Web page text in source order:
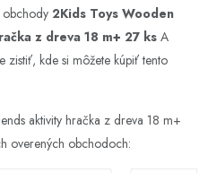
obchody 2Kids Toys Wooden
z dreva 18 m+ 27 ks A
zistiť, kde si môžete kúpiť tento
aktivity hračka z dreva 18 m+
overených obchodoch: